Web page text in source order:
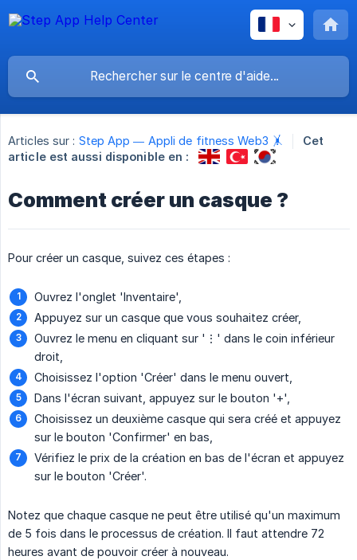
Articles sur : Step App — Appli de fitness Web3 🤸
Cet
article est aussi disponible en :
Comment créer un casque ?
Pour créer un casque, suivez ces étapes :
Ouvrez l'onglet 'Inventaire',
Appuyez sur un casque que vous souhaitez créer,
Ouvrez le menu en cliquant sur '⋮' dans le coin inférieur
droit,
Choisissez l'option 'Créer' dans le menu ouvert,
Dans l'écran suivant, appuyez sur le bouton '+',
Choisissez un deuxième casque qui sera créé et appuyez
sur le bouton 'Confirmer' en bas,
Vérifiez le prix de la création en bas de l'écran et appuyez
sur le bouton 'Créer'.
Notez que chaque casque ne peut être utilisé qu'un maximum
de 5 fois dans le processus de création. Il faut attendre 72
heures avant de pouvoir créer à nouveau.